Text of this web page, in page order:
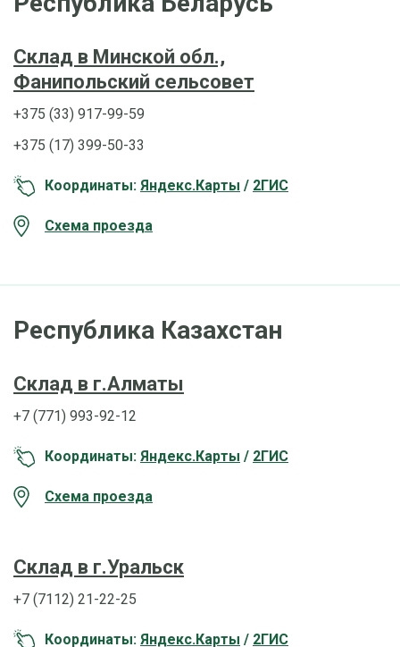
Склад в Минской обл.,
Фанипольский сельсовет
+375 (33) 917-99-59
+375 (17) 399-50-33
Координаты: Яндекс.Карты / 2ГИС
Схема проезда
Республика Казахстан
Склад в г.Алматы
+7 (771) 993-92-12
Координаты: Яндекс.Карты / 2ГИС
Схема проезда
Склад в г.Уральск
+7 (7112) 21-22-25
Координаты: Яндекс.Карты / 2ГИС